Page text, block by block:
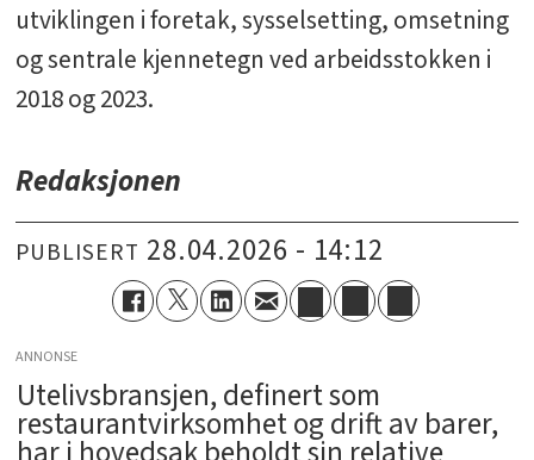
utviklingen i foretak, sysselsetting, omsetning
og sentrale kjennetegn ved arbeidsstokken i
2018 og 2023.
Redaksjonen
PUBLISERT 28.04.2026 - 14:12
ANNONSE
Utelivsbransjen, definert som
restaurantvirksomhet og drift av barer,